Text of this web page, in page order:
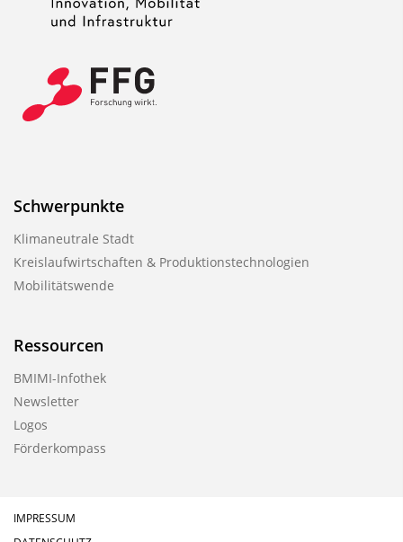
s
a
Schwerpunkte
Klimaneutrale Stadt
Kreislaufwirtschaften & Produktionstechnologien
Mobilitätswende
Ressourcen
BMIMI-Infothek
Newsletter
Logos
Förderkompass
IMPRESSUM